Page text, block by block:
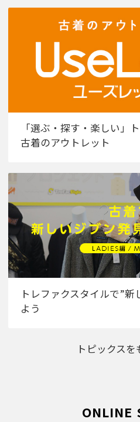
「選ぶ・探す・楽しい」
古着のアウトレット
トレファクスタイルで”
よう
トピックス
ONLINE